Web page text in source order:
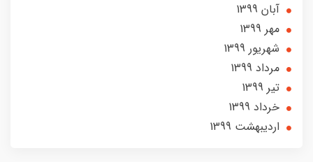
آبان 1399
مهر 1399
شهریور 1399
مرداد 1399
تير 1399
خرداد 1399
ارديبهشت 1399